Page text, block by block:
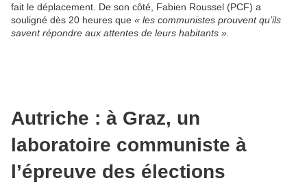
fait le déplacement. De son côté, Fabien Roussel (PCF) a
souligné dès 20 heures que « les communistes prouvent qu’ils
savent répondre aux attentes de leurs habitants ».
Autriche : à Graz, un
laboratoire communiste à
l’épreuve des élections